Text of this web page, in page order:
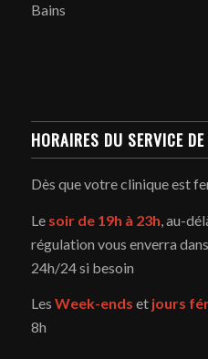
Bains
HORAIRES DU SERVICE
Dès que votre clinique est
Le soir de 19h à 23h , au-
régulation vous enverra
24h/24 si besoin
Les Week-ends et jours
8h